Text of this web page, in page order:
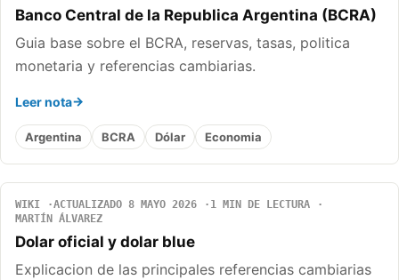
Banco Central de la Republica Argentina (BCRA)
Guia base sobre el BCRA, reservas, tasas, politica
monetaria y referencias cambiarias.
Leer nota
Argentina BCRA Dólar Economia
WIKI ACTUALIZADO 8 MAYO 2026
1 MIN DE LECTURA
MARTÍN ÁLVAREZ
Dolar oficial y dolar blue
Explicacion de las principales referencias cambiarias